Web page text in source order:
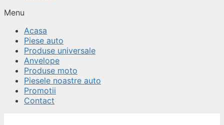
Menu
Acasa
Piese auto
Produse universale
Anvelope
Produse moto
Piesele noastre auto
Promotii
Contact